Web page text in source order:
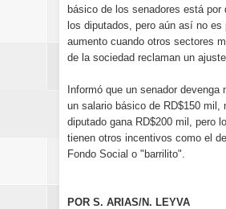
básico de los senadores está por
los diputados, pero aún así no es
aumento cuando otros sectores
de la sociedad reclaman un
Informó que un senador devenga
un salario básico de RD$150 mil,
diputado gana RD$200 mil, pero
tienen otros incentivos como el
Fondo Social o "barrilito".
POR S. ARIAS/N. LEYVA